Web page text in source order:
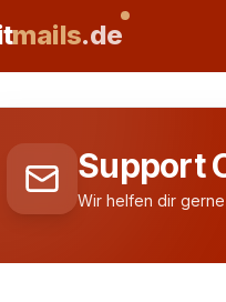
mails.de
Support
Wir helfen dir